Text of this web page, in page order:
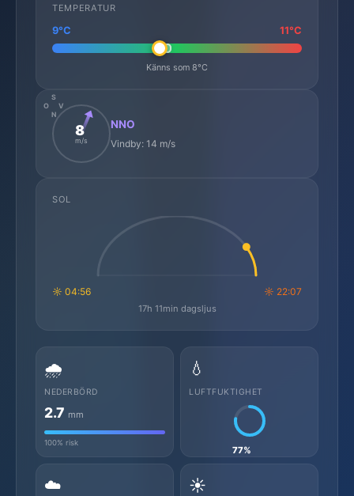
TEMPERATUR
9°C 11°C
Känns som 8°C
N
S
O
V
8
m/s
NNO
Vindby: 14 m/s
SOL
☼ 04:56 ☼ 22:07
17h 11min dagsljus
🌧️
NEDERBÖRD
2.7 mm
100% risk
💧
LUFTFUKTIGHET
77%
☁️ ☀️